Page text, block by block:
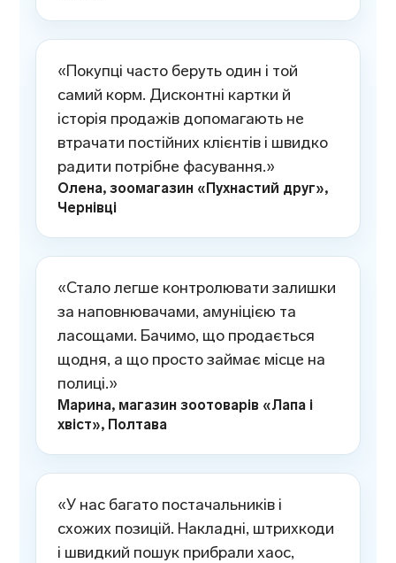
«Покупці часто беруть один і той
самий корм. Дисконтні картки й
історія продажів допомагають не
втрачати постійних клієнтів і швидко
радити потрібне фасування.»
Олена, зоомагазин «Пухнастий друг»,
Чернівці
«Стало легше контролювати залишки
за наповнювачами, амуніцією та
ласощами. Бачимо, що продається
щодня, а що просто займає місце на
полиці.»
Марина, магазин зоотоварів «Лапа і
хвіст», Полтава
«У нас багато постачальників і
схожих позицій. Накладні, штрихкоди
і швидкий пошук прибрали хаос,